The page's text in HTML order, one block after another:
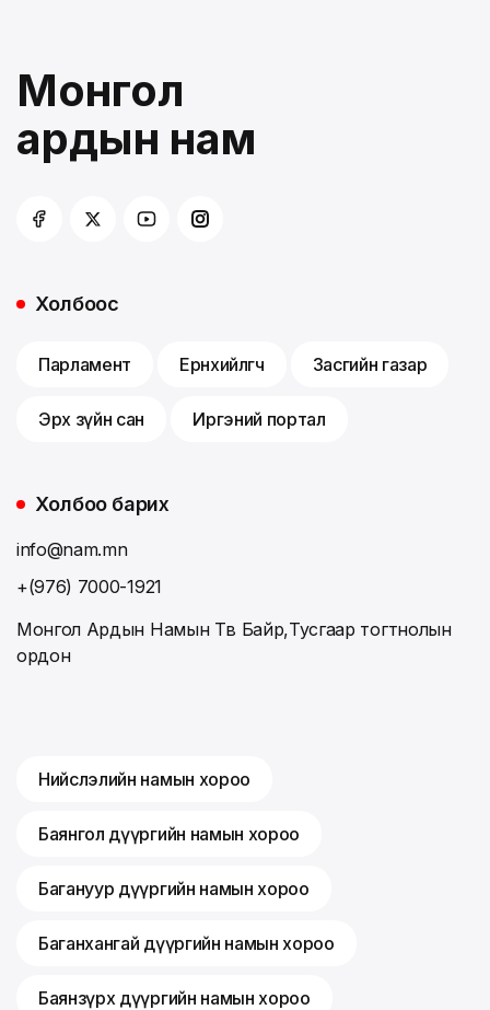
Монгол
ардын нам
Холбоос
Парламент Ерөнхийлөгч Засгийн газар
Эрх зүйн сан Иргэний портал
Холбоо барих
info@nam.mn
+(976) 7000-1921
Монгол Ардын Намын Төв Байр,Тусгаар тогтнолын
ордон
Нийслэлийн намын хороо
Баянгол дүүргийн намын хороо
Багануур дүүргийн намын хороо
Баганхангай дүүргийн намын хороо
Баянзүрх дүүргийн намын хороо